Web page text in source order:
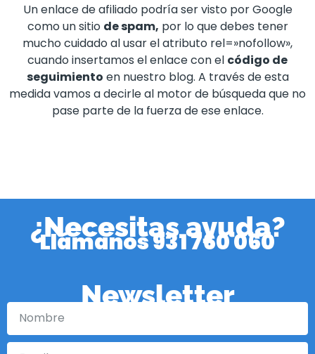
Un enlace de afiliado podría ser visto por Google
como un sitio de spam, por lo que debes tener
mucho cuidado al usar el atributo rel=»nofollow»,
cuando insertamos el enlace con el código de
seguimiento en nuestro blog. A través de esta
medida vamos a decirle al motor de búsqueda que no
pase parte de la fuerza de ese enlace.
¿Necesitas ayuda?
Llámanos931 760 060
Newsletter